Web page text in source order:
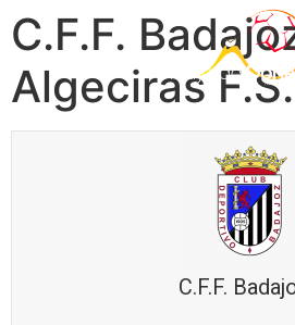
C.F.F.
Algeciras F.S.
C.F.F.